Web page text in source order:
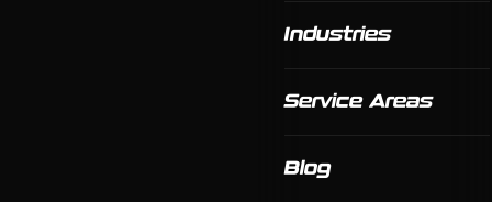
Industries
Service Areas
Blog